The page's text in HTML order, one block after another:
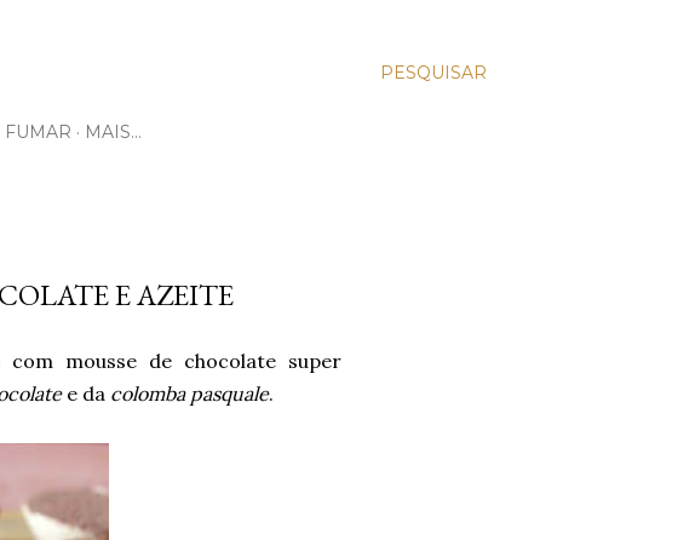
PESQUISAR
FUMAR MAIS…
E AZEITE
com mousse de chocolate super
e da colomba pasquale.